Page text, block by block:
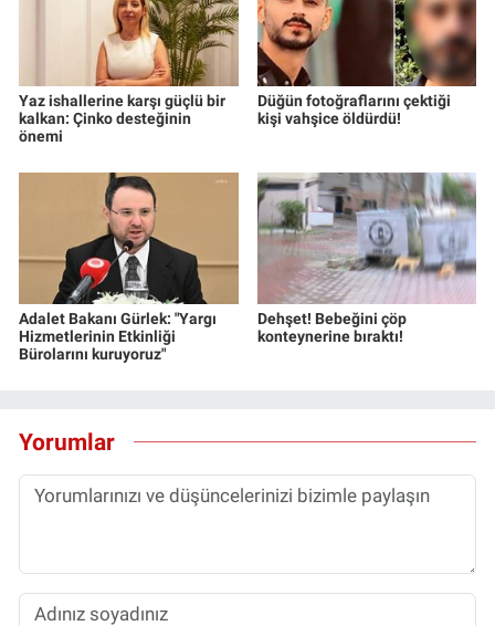
Yaz ishallerine karşı güçlü bir
kalkan: Çinko desteğinin
önemi
Düğün fotoğraflarını çektiği
kişi vahşice öldürdü!
Adalet Bakanı Gürlek: "Yargı
Hizmetlerinin Etkinliği
Bürolarını kuruyoruz"
Dehşet! Bebeğini çöp
konteynerine bıraktı!
Yorumlar